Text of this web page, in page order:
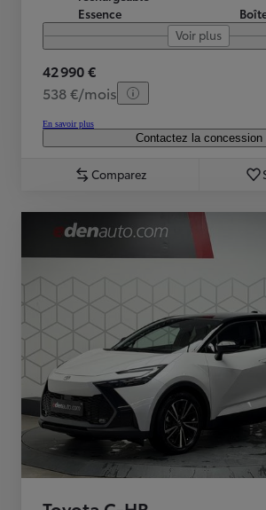
Essence
Voir plus
42 990 €
538 €/mois
En savoir plus
Contactez la concession
Comparez